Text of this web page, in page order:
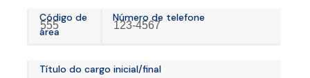
Código de
área
Número de telefone
Título do cargo inicial/final